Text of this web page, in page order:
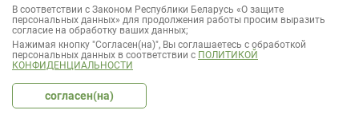
без выходных и праздников
ООО «Лесок Эксперт» УНП 691937866
Режим работы: пн-сб: 9:00 - 18:00
Регистрация интернет-магазина в торговом реестре 400871 от
20.12.2017
В соответствии с Законом Республики Беларусь «О защите
персональных данных» для продолжения работы просим выразить
согласие на обработку ваших данных;
Нажимая кнопку "Согласен(на)", Вы соглашаетесь с обработкой
персональных данных в соответствии с ПОЛИТИКОЙ
КОНФИДЕНЦИАЛЬНОСТИ
согласен(на)